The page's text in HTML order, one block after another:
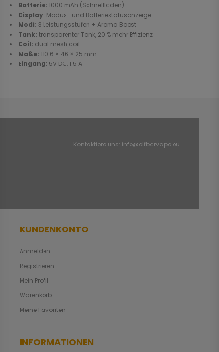
Batterie: 1000 mAh (Schnellladen)
Display: Modus- und Batteriestatusanzeige
Modi: 3 Leistungsstufen + Aroma Boost
Tank: transparenter Tank, 20 % mehr Effizienz
Coil: dual mesh coil
Maße: 110.6 × 46 × 25 mm
Eingang: 5V DC, 1.5 A
Kontaktiere uns: info@elfbarvape.eu
KUNDENKONTO
Anmelden
Registrieren
Mein Profil
Warenkorb
Meine Favoriten
INFORMATIONEN